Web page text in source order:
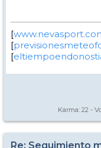
[
[
[
Karma: 22 -
Re: Seguimiento